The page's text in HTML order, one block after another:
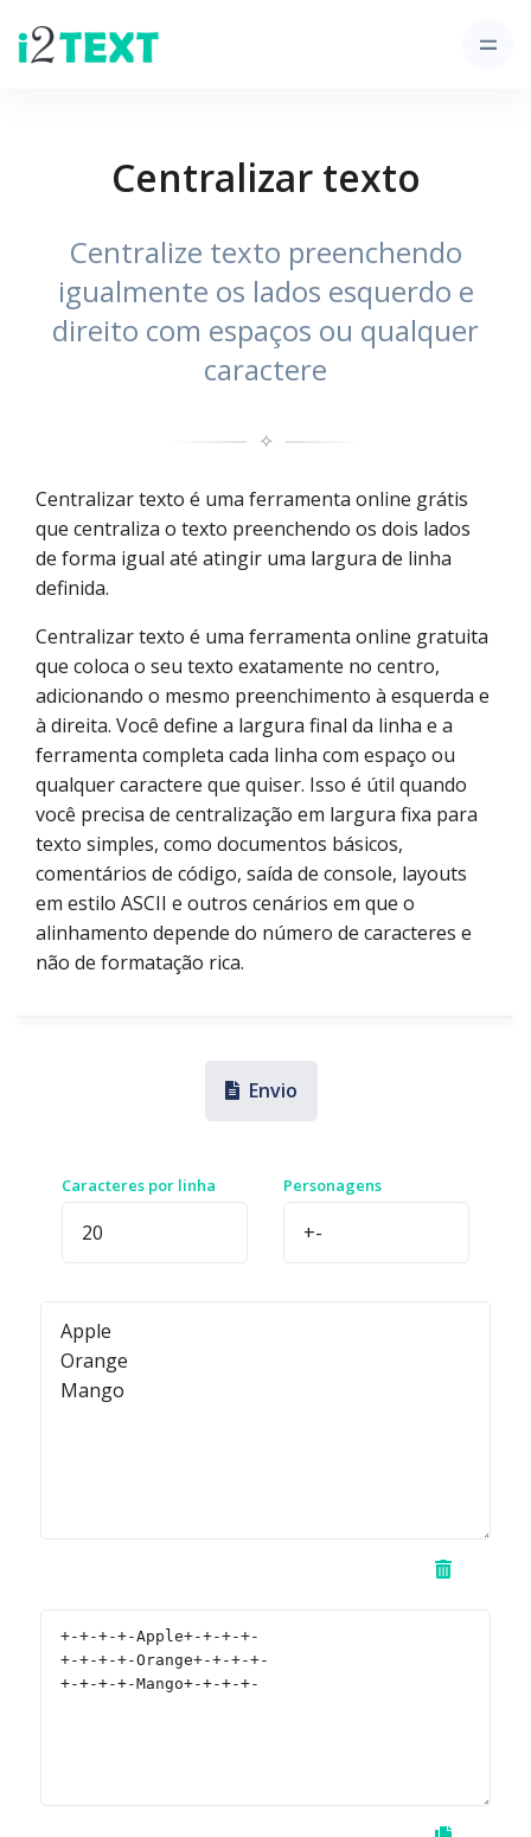
Centralizar texto
Centralize texto preenchendo
igualmente os lados esquerdo e
direito com espaços ou qualquer
caractere
✧
Centralizar texto é uma ferramenta online grátis
que centraliza o texto preenchendo os dois lados
de forma igual até atingir uma largura de linha
definida.
Centralizar texto é uma ferramenta online gratuita
que coloca o seu texto exatamente no centro,
adicionando o mesmo preenchimento à esquerda e
à direita. Você define a largura final da linha e a
ferramenta completa cada linha com espaço ou
qualquer caractere que quiser. Isso é útil quando
você precisa de centralização em largura fixa para
texto simples, como documentos básicos,
comentários de código, saída de console, layouts
em estilo ASCII e outros cenários em que o
alinhamento depende do número de caracteres e
não de formatação rica.
Envio
Caracteres por linha Personagens